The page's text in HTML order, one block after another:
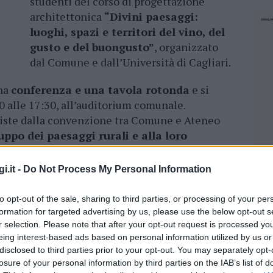
- Do Not Process My Personal Information
opt-out of the sale, sharing to third parties, or processing of your
for targeted advertising by us, please use the below opt-out
selection. Please note that after your opt-out request is processed
interest-based ads based on personal information utilized by us
to third parties prior to your opt-out. You may separately
of your personal information by third parties on the IAB’s list of
architettonica “Divini paesaggi:
luoghi, spazi e territori del vino, del
gusto e del buongusto”, organizzato
dal Comune e dall’Università di Cagliari.
conferenza e una tavola rotonda e si
17:30, all’auditorium comunale.
dalla convenzione tra Comune e Ateneo
dei paesaggi rurali e alla loro
dalla delegata al Governo del Territorio,
Chiri in collaborazione con Cantine
di Sassari.
del laboratorio di progettazione chevede la
sul campo– spiega Claudia Giagoni -.
hanno lavorato sulnostro
cogliendone l’eterogeneità e le
infinita offerta. Venerdì, vedremo i risultati